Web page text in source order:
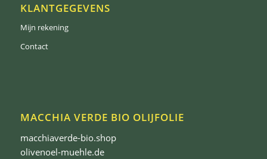
KLANTGEGEVENS
Mijn rekening
Contact
MACCHIA VERDE BIO OLIJFOLIE
macchiaverde-bio.shop
olivenoel-muehle.de